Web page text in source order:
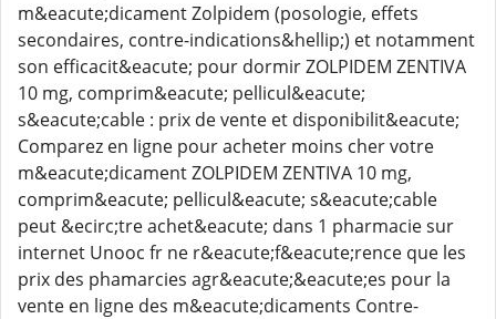
m&eacute;dicament Zolpidem (posologie, effets
secondaires, contre-indications&hellip;) et notamment
son efficacit&eacute; pour dormir ZOLPIDEM ZENTIVA
10 mg, comprim&eacute; pellicul&eacute;
s&eacute;cable : prix de vente et disponibilit&eacute;
Comparez en ligne pour acheter moins cher votre
m&eacute;dicament ZOLPIDEM ZENTIVA 10 mg,
comprim&eacute; pellicul&eacute; s&eacute;cable
peut &ecirc;tre achet&eacute; dans 1 pharmacie sur
internet Unooc fr ne r&eacute;f&eacute;rence que les
prix des phamarcies agr&eacute;&eacute;es pour la
vente en ligne des m&eacute;dicaments Contre-